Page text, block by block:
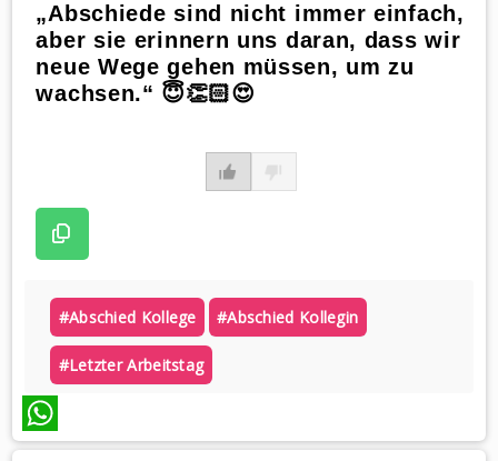
„Abschiede sind nicht immer einfach,
aber sie erinnern uns daran, dass wir
neue Wege gehen müssen, um zu
wachsen.“ 😇👏🏻😍
#abschied Kollege #abschied Kollegin
#letzter Arbeitstag
WhatsApp